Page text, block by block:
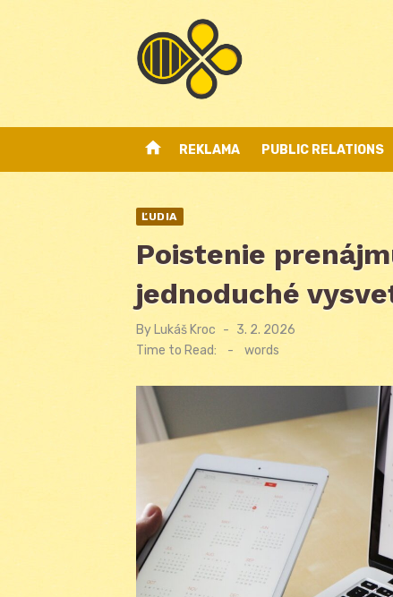
home REKLAMA PUBLIC RELATIONS
ĽUDIA
Poistenie
jednoduché
By Lukáš Kroc
Posted
on
3. 2. 2026
Time to Read:
- words